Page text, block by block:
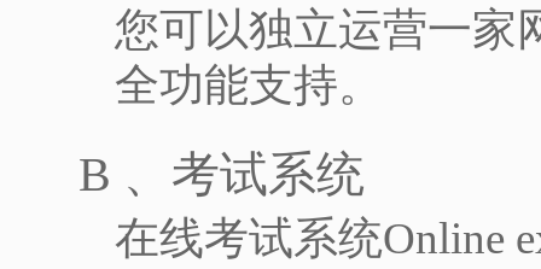
您可以独立运营一家
全功能支持。
B 、考试系统
在线考试系统Online